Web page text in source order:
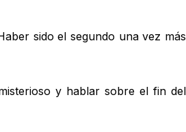
sido el segundo una vez más
y hablar sobre el fin del